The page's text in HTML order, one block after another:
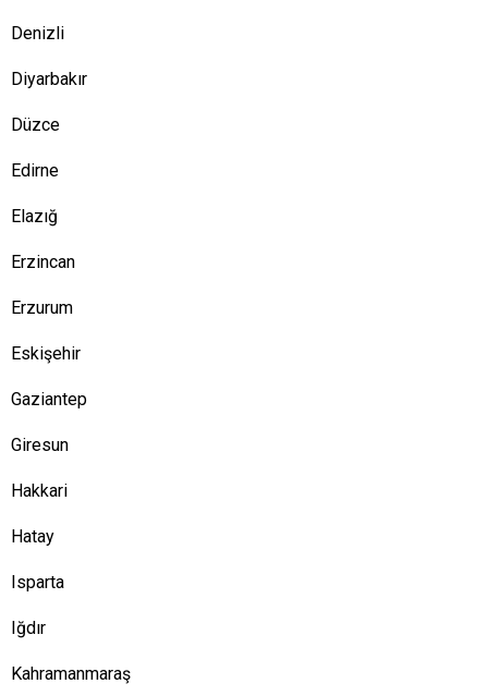
Denizli
Diyarbakır
Düzce
Edirne
Elazığ
Erzincan
Erzurum
Eskişehir
Gaziantep
Giresun
Hakkari
Hatay
Isparta
Iğdır
Kahramanmaraş